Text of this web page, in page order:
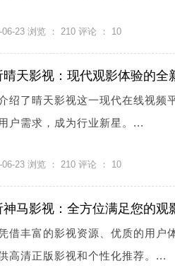
23 浏览 ： 210 评论 ： 10
晴天影视：现代观影体验的全
绍了晴天影视这一现代在线视频
户需求，成为行业新星。...
23 浏览 ： 210 评论 ： 10
马影视：全方位满足您的观
借丰富的影视资源、优质的用户
高清正版影视和个性化推荐。...